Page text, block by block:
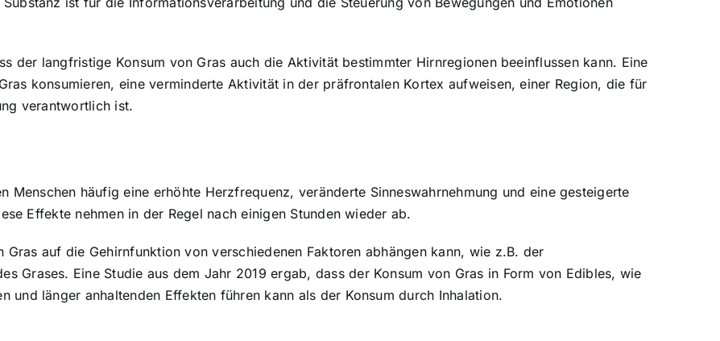
der langfristige Konsum von Gras auch die Aktivität bestimmter Hirnregionen beeinflussen kann. Eine
konsumieren, eine verminderte Aktivität in der präfrontalen Kortex aufweisen, einer Region, die für
verantwortlich ist.
Menschen häufig eine erhöhte Herzfrequenz, veränderte Sinneswahrnehmung und eine gesteigerte
Effekte nehmen in der Regel nach einigen Stunden wieder ab.
auf die Gehirnfunktion von verschiedenen Faktoren abhängen kann, wie z.B. der
Grases. Eine Studie aus dem Jahr 2019 ergab, dass der Konsum von Gras in Form von Edibles, wie
und länger anhaltenden Effekten führen kann als der Konsum durch Inhalation.